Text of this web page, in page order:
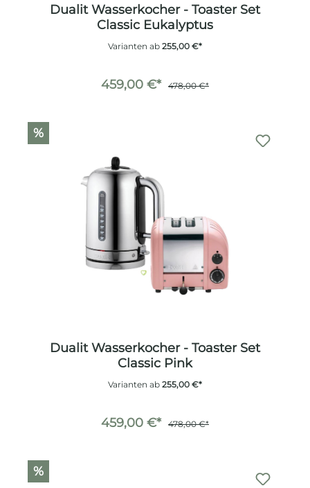
Dualit Wasserkocher - Toaster Set
Classic Eukalyptus
Varianten ab 255,00 €*
459,00 €* 478,00 €*
%
Dualit Wasserkocher - Toaster Set
Classic Pink
Varianten ab 255,00 €*
459,00 €* 478,00 €*
%